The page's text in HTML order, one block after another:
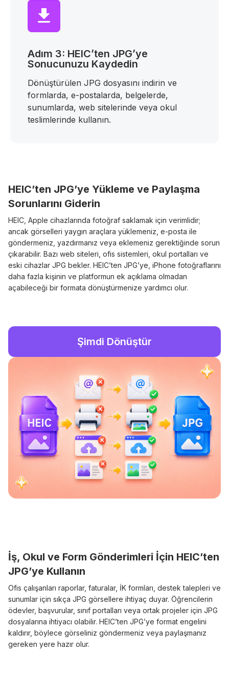
Adım 3: HEIC’ten JPG’ye
Sonucunuzu Kaydedin
Dönüştürülen JPG dosyasını indirin ve
formlarda, e-postalarda, belgelerde,
sunumlarda, web sitelerinde veya okul
teslimlerinde kullanın.
HEIC’ten JPG’ye Yükleme ve Paylaşma
Sorunlarını Giderin
HEIC, Apple cihazlarında fotoğraf saklamak için verimlidir;
ancak görselleri yaygın araçlara yüklemeniz, e-posta ile
göndermeniz, yazdırmanız veya eklemeniz gerektiğinde sorun
çıkarabilir. Bazı web siteleri, ofis sistemleri, okul portalları ve
eski cihazlar JPG bekler. HEIC’ten JPG’ye, iPhone fotoğraflarını
daha fazla kişinin ve platformun ek açıklama olmadan
açabileceği bir formata dönüştürmenize yardımcı olur.
Şimdi Dönüştür
İş, Okul ve Form Gönderimleri İçin HEIC’ten
JPG’ye Kullanın
Ofis çalışanları raporlar, faturalar, İK formları, destek talepleri ve
sunumlar için sıkça JPG görsellere ihtiyaç duyar. Öğrencilerin
ödevler, başvurular, sınıf portalları veya ortak projeler için JPG
dosyalarına ihtiyacı olabilir. HEIC’ten JPG’ye format engelini
kaldırır, böylece görseliniz göndermeniz veya paylaşmanız
gereken yere hazır olur.